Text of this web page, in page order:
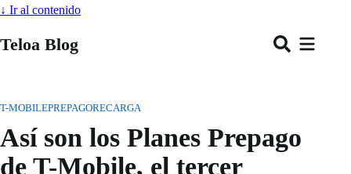
↓ Ir al contenido
Teloa Blog
T-MOBILEPREPAGORECARGA
Así son los Planes Prepago
de T-Mobile, el tercer